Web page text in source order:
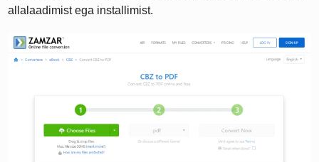
allalaadimist ega installimist.